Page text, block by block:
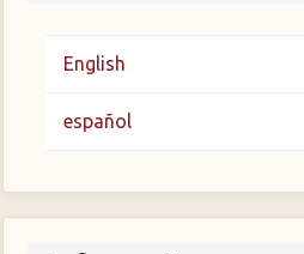
English
español